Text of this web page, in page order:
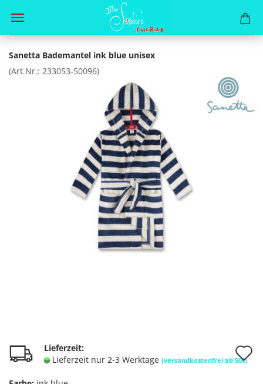
Sanetta Bademantel ink blue unisex
(Art.Nr.: 233053-50096)
Lieferzeit:
Lieferzeit nur 2-3 Werktage (versandkostenfrei ab 50€)